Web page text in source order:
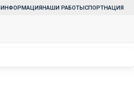
ИНФОРМАЦИЯНАШИ РАБОТЫСПОРТНАЦИЯ